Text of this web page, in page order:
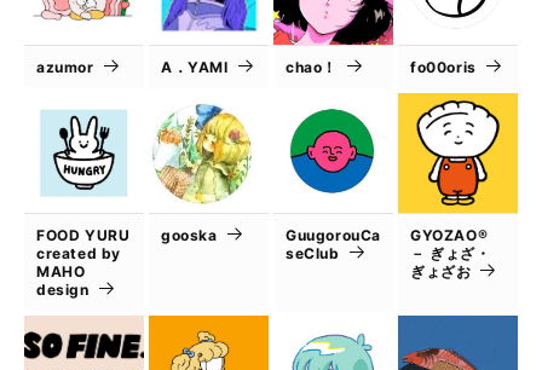
azumor A．YAMI chao！ fo00oris
FOOD YURU
created by
MAHO
design
gooska
GuugorouCa
seClub
GYOZAO®
－ ぎょざ・
ぎょざお